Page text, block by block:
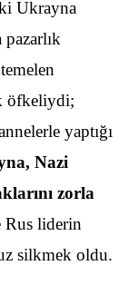
Ukrayna
pazarlık
öfkeliydi;
yaptığı
Nazi
zorla
Rus liderin
silkmek oldu.